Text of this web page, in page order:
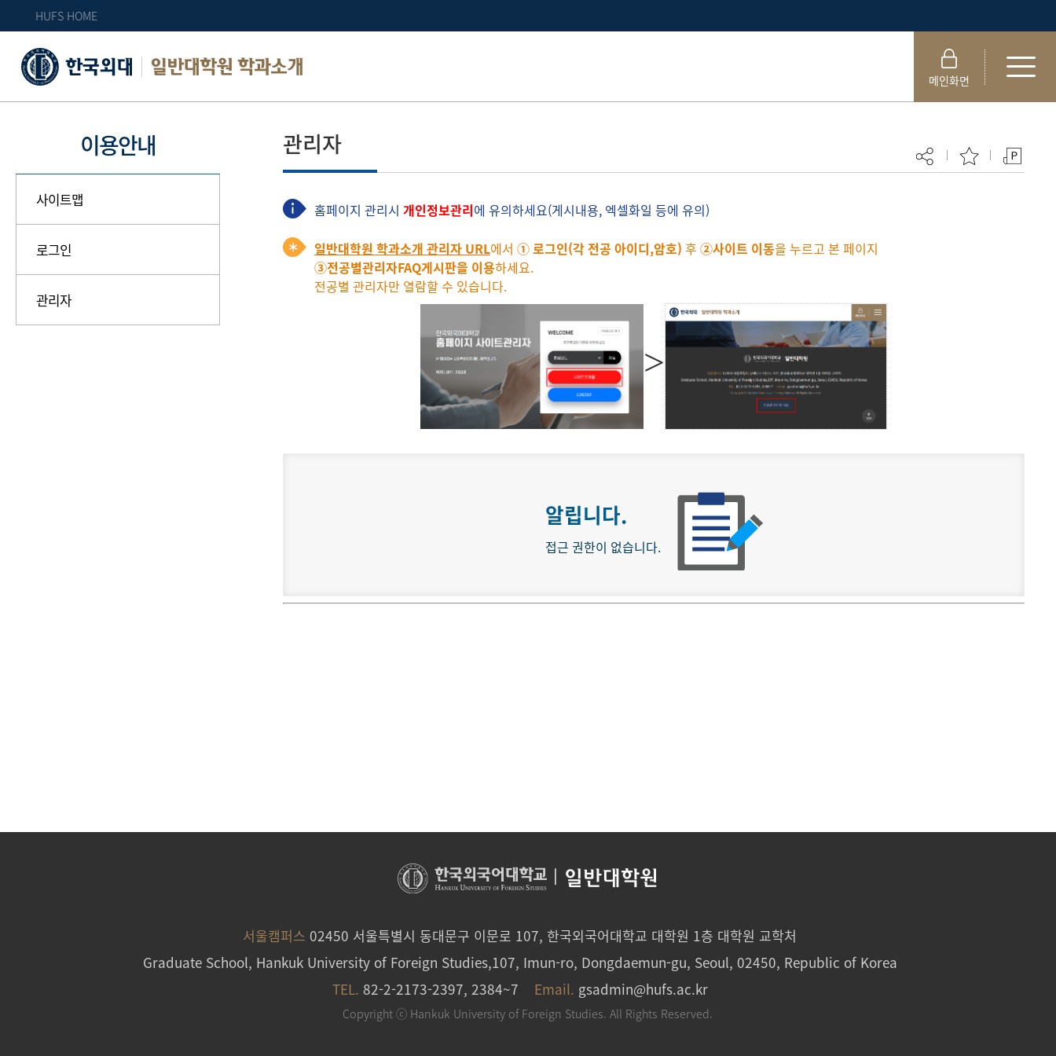
HUFS HOME
일반대학원 학과소개
메인화면
이용안내
사이트맵
로그인
관리자
현재 페이지를 즐겨찾는 메뉴로
등록하시겠습니까?
관리자
홈페이지 관리시 개인정보관리에 유의하세요(게시내용, 엑셀화일 등에 유의)
일반대학원 학과소개 관리자 URL에서 ① 로그인(각 전공 아이디,암호) 후 ②사이트 이동을 누르고 본 페이지
③전공별관리자FAQ게시판을 이용하세요.
전공별 관리자만 열람할 수 있습니다.
>
알립니다.
접근 권한이 없습니다.
| 일반대학원
서울캠퍼스 02450 서울특별시 동대문구 이문로 107, 한국외국어대학교 대학원 1층 대학원 교학처
Graduate School, Hankuk University of Foreign Studies,107, Imun-ro, Dongdaemun-gu, Seoul, 02450, Republic of Korea
TEL. 82-2-2173-2397, 2384~7 Email. gsadmin@hufs.ac.kr
Copyright ⓒ Hankuk University of Foreign Studies. All Rights Reserved.